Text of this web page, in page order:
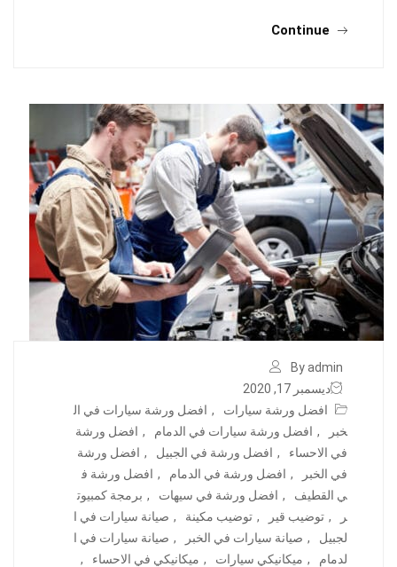
Continue
By admin
ديسمبر 17, 2020
افضل ورشة سيارات
, افضل ورشة سيارات في ال
خبر
, افضل ورشة سيارات في الدمام , افضل ورشة
في الاحساء
, افضل ورشة في الجبيل , افضل ورشة
في الخبر
, افضل ورشة في الدمام , افضل ورشة ف
ي القطيف
, افضل ورشة في سيهات , برمجة كمبيوت
ر
, توضيب قير , توضيب مكينة , صيانة سيارات في ا
لجبيل
, صيانة سيارات في الخبر , صيانة سيارات في ا
لدمام
, ميكانيكي سيارات , ميكانيكي في الاحساء
,